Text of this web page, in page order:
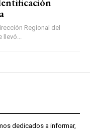
Regional del
dedicados a informar,